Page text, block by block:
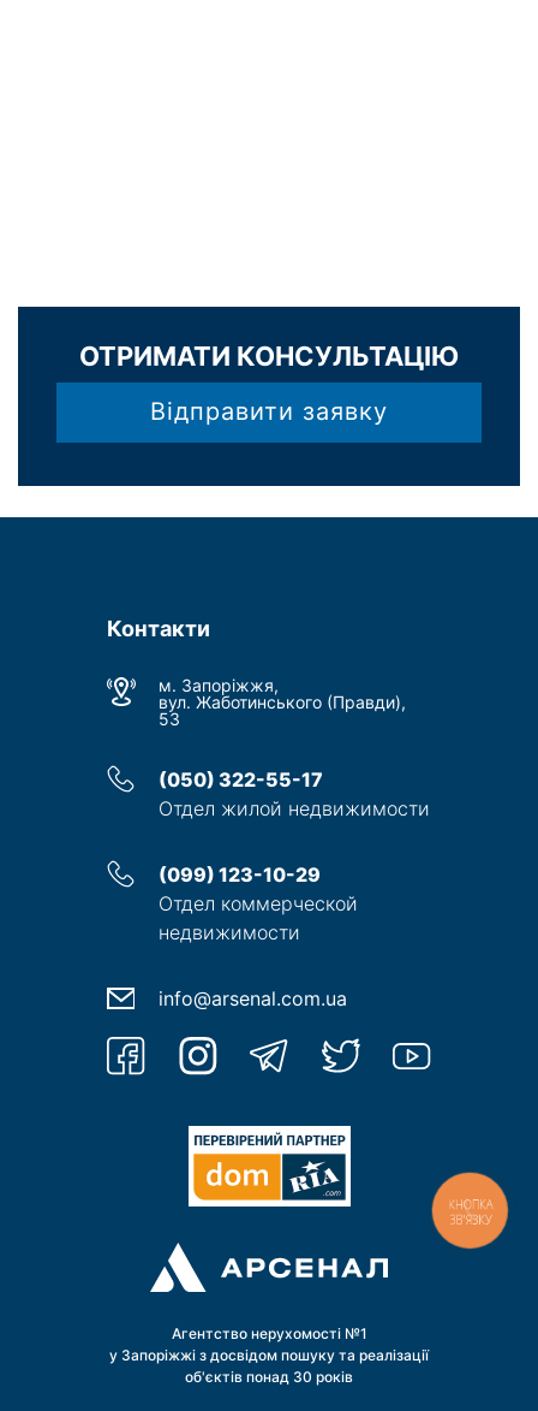
ОТРИМАТИ КОНСУЛЬТАЦІЮ
Відправити заявку
Агентство нерухомості №1
у Запоріжжі з досвідом пошуку та реалізації
об'єктів понад 30 років
Контакти
м. Запоріжжя,
вул. Жаботинського (Правди),
53
(050) 322-55-17
Отдел жилой недвижимости
(099) 123-10-29
Отдел коммерческой
недвижимости
info@arsenal.com.ua
КНОПКА
ЗВ'ЯЗКУ